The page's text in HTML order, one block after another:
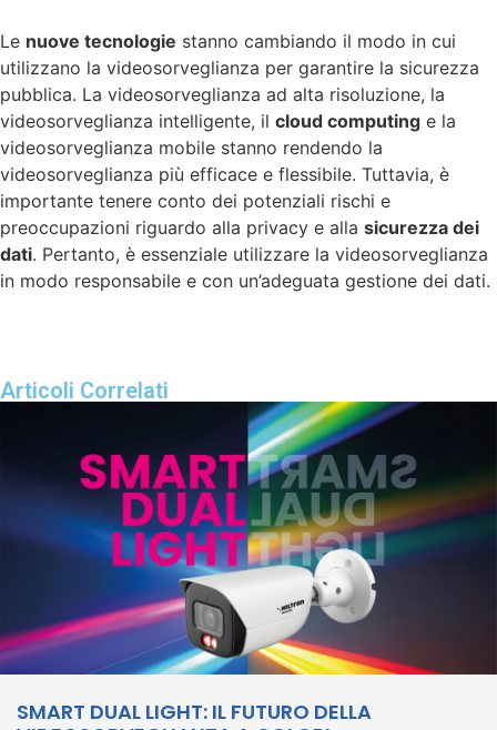
Le nuove tecnologie stanno cambiando il modo in cui
utilizzano la videosorveglianza per garantire la sicurezza
pubblica. La videosorveglianza ad alta risoluzione, la
videosorveglianza intelligente, il cloud computing e la
videosorveglianza mobile stanno rendendo la
videosorveglianza più efficace e flessibile. Tuttavia, è
importante tenere conto dei potenziali rischi e
preoccupazioni riguardo alla privacy e alla sicurezza dei
dati. Pertanto, è essenziale utilizzare la videosorveglianza
in modo responsabile e con un’adeguata gestione dei dati.
Articoli Correlati
SMART DUAL LIGHT: IL FUTURO DELLA